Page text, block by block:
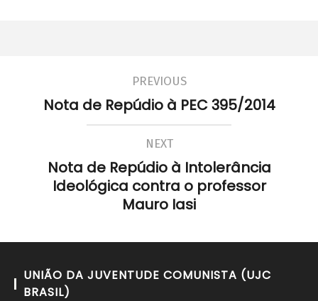
PREVIOUS
Nota de Repúdio à PEC 395/2014
NEXT
Nota de Repúdio à Intolerância
Ideológica contra o professor
Mauro Iasi
UNIÃO DA JUVENTUDE COMUNISTA (UJC
BRASIL)